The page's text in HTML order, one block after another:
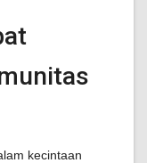
kecintaan